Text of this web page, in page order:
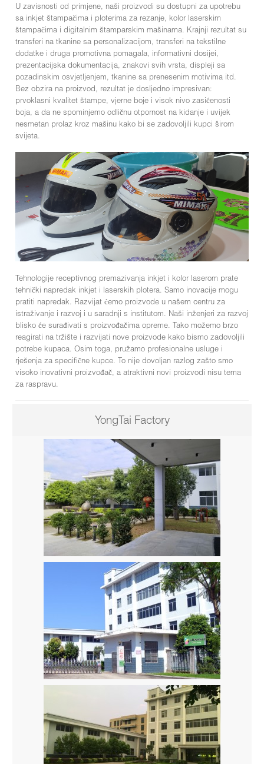
U zavisnosti od primjene, naši proizvodi su dostupni za upotrebu
sa inkjet štampačima i ploterima za rezanje, kolor laserskim
štampačima i digitalnim štamparskim mašinama. Krajnji rezultat su
transferi na tkanine sa personalizacijom, transferi na tekstilne
dodatke i druga promotivna pomagala, informativni dosijei,
prezentacijska dokumentacija, znakovi svih vrsta, displeji sa
pozadinskim osvjetljenjem, tkanine sa prenesenim motivima itd.
Bez obzira na proizvod, rezultat je dosljedno impresivan:
prvoklasni kvalitet štampe, vjerne boje i visok nivo zasićenosti
boja, a da ne spominjemo odličnu otpornost na kidanje i uvijek
nesmetan prolaz kroz mašinu kako bi se zadovoljili kupci širom
svijeta.
Tehnologije receptivnog premazivanja inkjet i kolor laserom prate
tehnički napredak inkjet i laserskih plotera. Samo inovacije mogu
pratiti napredak. Razvijat ćemo proizvode u našem centru za
istraživanje i razvoj i u saradnji s institutom. Naši inženjeri za razvoj
blisko će surađivati ​​s proizvođačima opreme. Tako možemo brzo
reagirati na tržište i razvijati nove proizvode kako bismo zadovoljili
potrebe kupaca. Osim toga, pružamo profesionalne usluge i
rješenja za specifične kupce. To nije dovoljan razlog zašto smo
visoko inovativni proizvođač, a atraktivni novi proizvodi nisu tema
za raspravu.
YongTai Factory